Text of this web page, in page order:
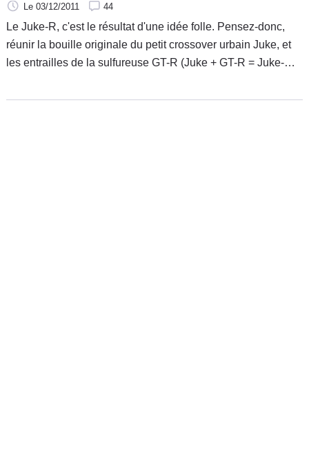
Le 03/12/2011 44
Le Juke-R, c'est le résultat d'une idée folle. Pensez-donc,
réunir la bouille originale du petit crossover urbain Juke, et
les entrailles de la sulfureuse GT-R (Juke + GT-R = Juke-R),
Avec l'aide des ateliers RML, ils ont été jusqu'au bout de la